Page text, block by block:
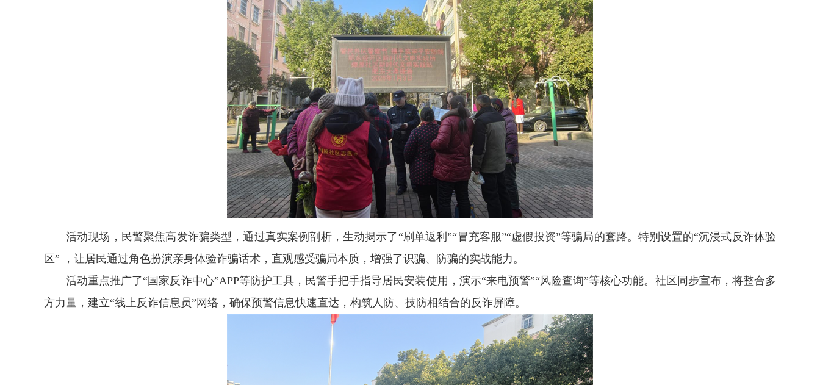
活动现场，民警聚焦高发诈骗类型，通过真实案例剖析，生动揭示了“刷单返利”“冒充客服”“虚假投资”等骗局的套路。特别设置的“沉浸式反诈体验
区” ，让居民通过角色扮演亲身体验诈骗话术，直观感受骗局本质，增强了识骗、防骗的实战能力。
活动重点推广了“国家反诈中心”APP等防护工具，民警手把手指导居民安装使用，演示“来电预警”“风险查询”等核心功能。社区同步宣布，将整合多
方力量，建立“线上反诈信息员”网络，确保预警信息快速直达，构筑人防、技防相结合的反诈屏障。